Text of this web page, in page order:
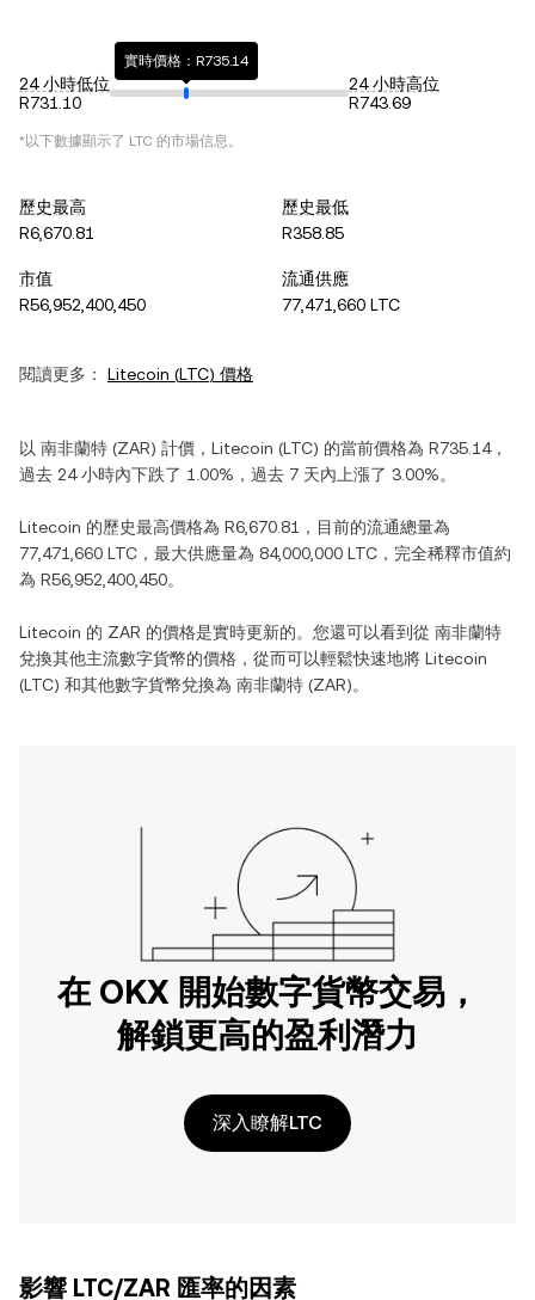
24 小時低位
R731.10
實時價格：R735.14
24 小時高位
R743.69
*以下數據顯示了 LTC 的市場信息。
歷史最高
R6,670.81
歷史最低
R358.85
市值
R56,952,400,450
流通供應
77,471,660 LTC
閱讀更多： Litecoin (LTC) 價格
以 南非蘭特 (ZAR) 計價， Litecoin (LTC) 的當前價格為 R735.14，
過去 24 小時內下跌了 1.00% ，過去 7 天內 上漲了 3.00%。
Litecoin 的歷史最高價格為 R6,670.81 ，目前的流通總量為
77,471,660 LTC ，最大供應量為 84,000,000 LTC ，完全稀釋市值約
為 R56,952,400,450。
Litecoin 的 ZAR 的價格是實時更新的。您還可以看到從 南非蘭特
兌換其他主流數字貨幣的價格，從而可以輕鬆快速地將 Litecoin
(LTC) 和其他數字貨幣兌換為 南非蘭特 (ZAR)。
在 OKX 開始數字貨幣交易，
解鎖更高的盈利潛力
深入瞭解LTC
影響 LTC/ZAR 匯率的因素